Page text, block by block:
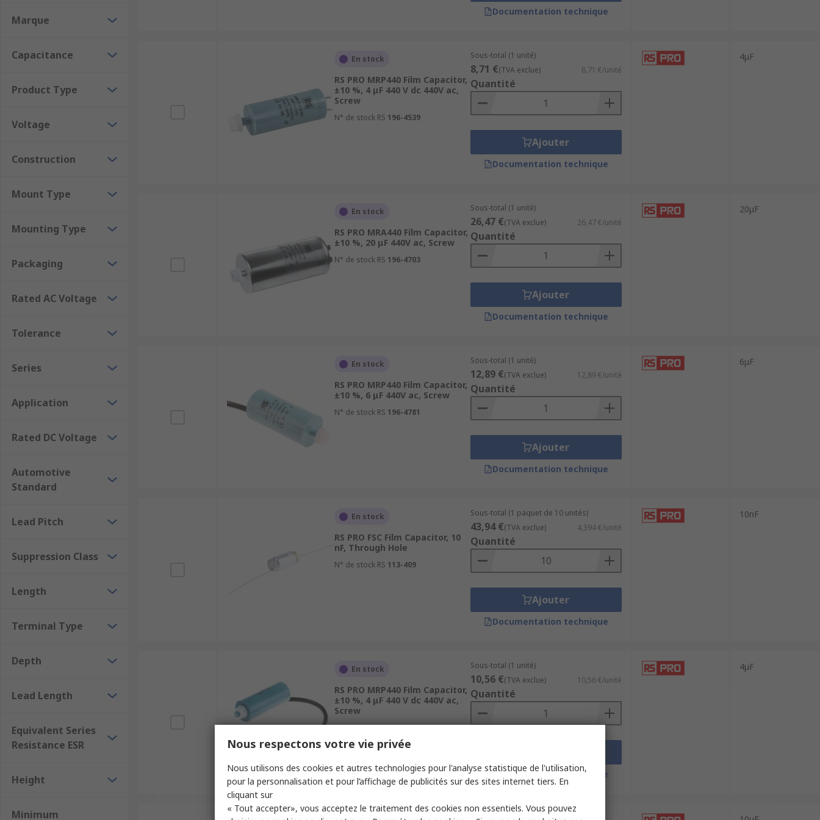
Marque
Capacitance
Product Type
Voltage
Construction
Mount Type
Mounting Type
Packaging
Rated AC Voltage
Tolerance
Series
Application
Rated DC Voltage
Automotive
Standard
Lead Pitch
Suppression Class
Length
Terminal Type
Depth
Lead Length
Equivalent Series
Resistance ESR
Height
Minimum
Documentation technique
En stock
RS PRO MRP440 Film Capacitor,
±10 %, 4 μF 440 V dc 440V ac,
Screw
N° de stock RS 196-4539
Sous-total (1 unité)
8,71 €(TVA exclue) 8,71 €/unité
Quantité
Ajouter
Documentation technique
4μF
En stock
RS PRO MRA440 Film Capacitor,
±10 %, 20 μF 440V ac, Screw
N° de stock RS 196-4703
Sous-total (1 unité)
26,47 €(TVA exclue) 26,47 €/unité
Quantité
Ajouter
Documentation technique
20μF
En stock
RS PRO MRP440 Film Capacitor,
±10 %, 6 μF 440V ac, Screw
N° de stock RS 196-4781
Sous-total (1 unité)
12,89 €(TVA exclue) 12,89 €/unité
Quantité
Ajouter
Documentation technique
6μF
En stock
RS PRO FSC Film Capacitor, 10
nF, Through Hole
N° de stock RS 113-409
Sous-total (1 paquet de 10 unités)
43,94 €(TVA exclue) 4,394 €/unité
Quantité
Ajouter
Documentation technique
10nF
En stock
RS PRO MRP440 Film Capacitor,
±10 %, 4 μF 440 V dc 440V ac,
Screw
N° de stock RS196-4753
Sous-total (1 unité)
10,56 €(TVA exclue) 10,56 €/unité
Quantité
Documentation technique
4μF
Sous-total (1 unité)
Nous respectons votre vie privée
Nous utilisons des cookies et autres technologies pour l'analyse statistique de l'utilisation,
pour la personnalisation et pour l’affichage de publicités sur des sites internet tiers. En
cliquant sur
« Tout accepter», vous acceptez le traitement des cookies non essentiels. Vous pouvez